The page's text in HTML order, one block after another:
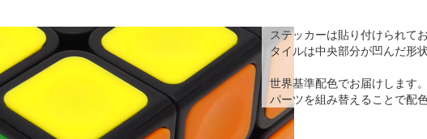
ステッカーは貼り付けられて
タイルは中央部分が凹んだ形
世界基準配色でお届けします。
パーツを組み替えることで配